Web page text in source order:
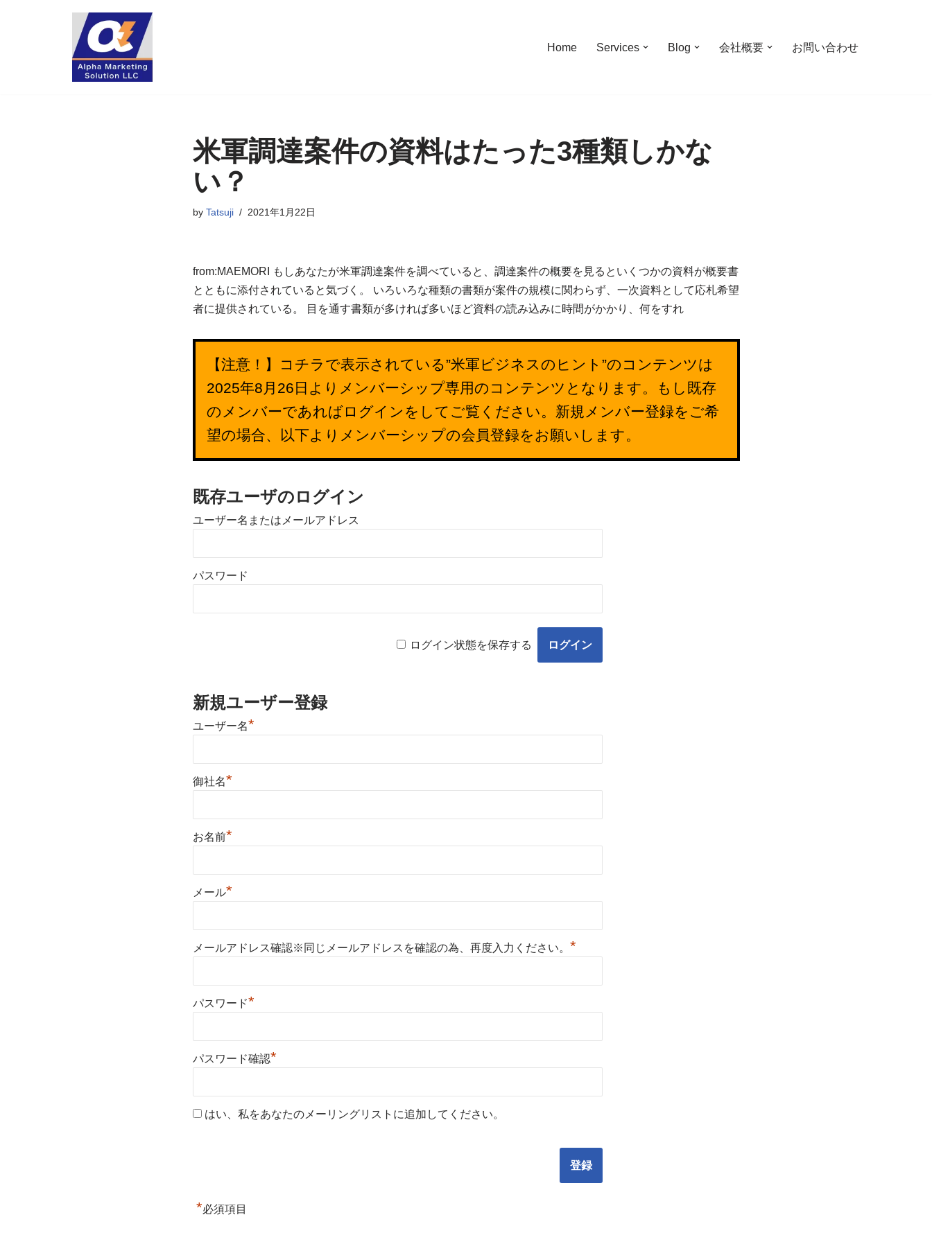
Home Services Blog 会社概要 お問い合わせ
米軍調達案件の資料はたった3種類しかな
い？
by Tatsuji 2021年1月22日
from:MAEMORI もしあなたが米軍調達案件を調べていると、調達案件の概要を見るといくつかの資料が概要書
とともに添付されていると気づく。 いろいろな種類の書類が案件の規模に関わらず、一次資料として応札希望
者に提供されている。 目を通す書類が多ければ多いほど資料の読み込みに時間がかかり、何をすれ
【注意！】コチラで表示されている”米軍ビジネスのヒント”のコンテンツは
2025年8月26日よりメンバーシップ専用のコンテンツとなります。もし既存
のメンバーであればログインをしてご覧ください。新規メンバー登録をご希
望の場合、以下よりメンバーシップの会員登録をお願いします。
既存ユーザのログイン
ユーザー名またはメールアドレス
パスワード
ログイン状態を保存する
新規ユーザー登録
ユーザー名*
御社名*
お名前*
メール*
メールアドレス確認※同じメールアドレスを確認の為、再度入力ください。 *
パスワード*
パスワード確認*
はい、私をあなたのメーリングリストに追加してください。
*必須項目